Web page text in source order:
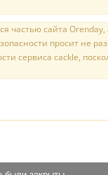
частью сайта Orenday,
просит не
сервиса cackle,